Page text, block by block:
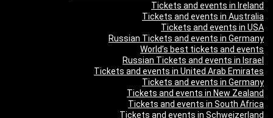
Tickets and events in Ireland
Tickets and events in Australia
Tickets and events in USA
Russian Tickets and events in Germany
World’s best tickets and events
Russian Tickets and events in Israel
Tickets and events in United Arab Emirates
Tickets and events in Germany
Tickets and events in New Zealand
Tickets and events in South Africa
Tickets and events in Schweizerland